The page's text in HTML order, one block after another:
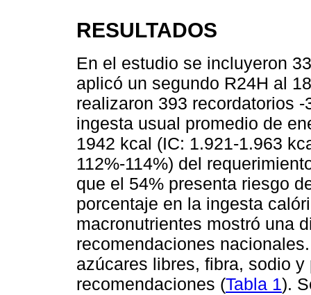
RESULTADOS
En el estudio se incluyeron
aplicó un segundo R24H al
realizaron 393 recordatorios
ingesta usual promedio de
1942 kcal (IC: 1.921-1.963
112%-114%) del
que el 54% presenta riesgo
porcentaje en la ingesta
macronutrientes mostró una
recomendaciones
azúcares libres, fibra, sodio
recomendaciones (Tabla 1).